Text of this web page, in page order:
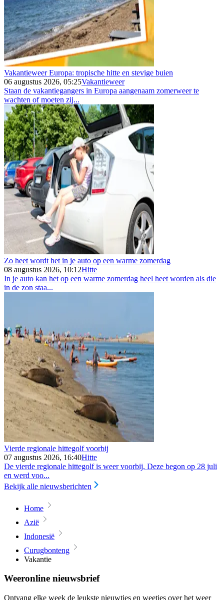
Vakantieweer Europa: tropische hitte en stevige buien
06 augustus 2026, 05:25Vakantieweer
Staan de vakantiegangers in Europa aangenaam zomerweer te
wachten of moeten zij...
Zo heet wordt het in je auto op een warme zomerdag
08 augustus 2026, 10:12Hitte
In je auto kan het op een warme zomerdag heel heet worden als die
in de zon staa...
Vierde regionale hittegolf voorbij
07 augustus 2026, 16:40Hitte
De vierde regionale hittegolf is weer voorbij. Deze begon op 28 juli
en werd voo...
Bekijk alle nieuwsberichten
Home
Azië
Indonesië
Curugbonteng
Vakantie
Weeronline nieuwsbrief
Ontvang elke week de leukste nieuwtjes en weetjes over het weer